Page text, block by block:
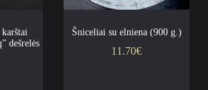
dešrelės
Šniceliai su elniena (900 g.)
11.70€